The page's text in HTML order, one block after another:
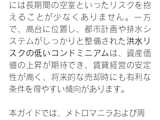
には長期間の空室といったリスクを抱
えることが少なくありません。一方
で、高台に位置し、都市計画や排水シ
ステムがしっかりと整備された 洪水リ
スクの低いコンドミニアム は、資産価
値の上昇が期待でき、賃貸経営の安定
性が高く、将来的な売却時にも有利な
条件を得やすい傾向があります。
本ガイドでは、メトロマニラおよび周